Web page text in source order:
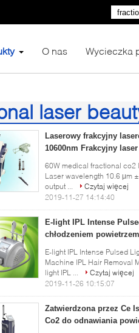
O nas Wycieczka
laser
Laserowy frakcyjny
10600nm Frakcyjny
60W medical fractional co2
Laser wavelength 10.6 μm
output ...
Czytaj więcej
2019-11-27 14:14:40
E-light IPL Intense
chłodzeniem powietrzem
E-light IPL Intense Pulsed
Machine IPL Hair Removal
light IPL ...
Czytaj więcej
2019-11-26 10:15:07
Zatwierdzona przez Ce
Co2 do odnawiania